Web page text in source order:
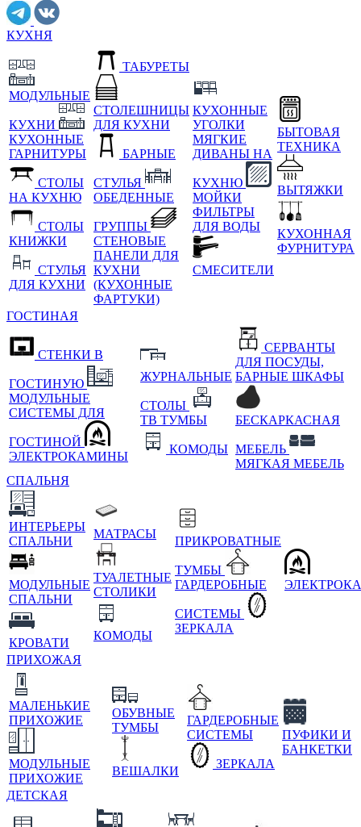
КУХНЯ
МОДУЛЬНЫЕ
КУХНИ
КУХОННЫЕ
ГАРНИТУРЫ
СТОЛЫ
НА КУХНЮ
СТОЛЫ
КНИЖКИ
СТУЛЬЯ
ДЛЯ КУХНИ
ТАБУРЕТЫ
СТОЛЕШНИЦЫ
ДЛЯ КУХНИ
БАРНЫЕ
СТУЛЬЯ
ОБЕДЕННЫЕ
ГРУППЫ
СТЕНОВЫЕ
ПАНЕЛИ ДЛЯ
КУХНИ
(КУХОННЫЕ
ФАРТУКИ)
КУХОННЫЕ
УГОЛКИ
МЯГКИЕ
ДИВАНЫ НА
КУХНЮ
МОЙКИ
ФИЛЬТРЫ
ДЛЯ ВОДЫ
СМЕСИТЕЛИ
БЫТОВАЯ
ТЕХНИКА
ВЫТЯЖКИ
КУХОННАЯ
ФУРНИТУРА
ГОСТИНАЯ
СТЕНКИ В
ГОСТИНУЮ
МОДУЛЬНЫЕ
СИСТЕМЫ ДЛЯ
ГОСТИНОЙ
ЭЛЕКТРОКАМИНЫ
ЖУРНАЛЬНЫЕ
СТОЛЫ
ТВ ТУМБЫ
КОМОДЫ
СЕРВАНТЫ
ДЛЯ ПОСУДЫ,
БАРНЫЕ ШКАФЫ
БЕСКАРКАСНАЯ
МЕБЕЛЬ
МЯГКАЯ МЕБЕЛЬ
СПАЛЬНЯ
ИНТЕРЬЕРЫ
СПАЛЬНИ
МОДУЛЬНЫЕ
СПАЛЬНИ
КРОВАТИ
МАТРАСЫ
ТУАЛЕТНЫЕ
СТОЛИКИ
КОМОДЫ
ПРИКРОВАТНЫЕ
ТУМБЫ
ГАРДЕРОБНЫЕ
СИСТЕМЫ
ЗЕРКАЛА
ПРИХОЖАЯ
МАЛЕНЬКИЕ
ПРИХОЖИЕ
МОДУЛЬНЫЕ
ПРИХОЖИЕ
ОБУВНЫЕ
ТУМБЫ
ВЕШАЛКИ
ГАРДЕРОБНЫЕ
СИСТЕМЫ
ЗЕРКАЛА
ПУФИКИ И
БАНКЕТКИ
ДЕТСКАЯ